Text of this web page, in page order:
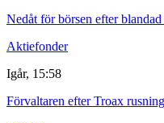
Nedåt för börsen efter
Aktiefonder
Igår, 15:58
Förvaltaren efter Troax